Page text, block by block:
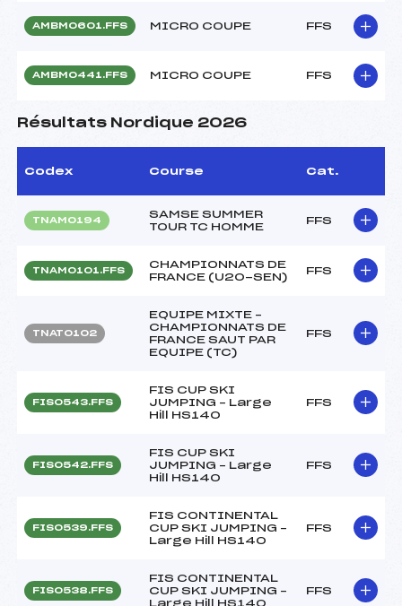
AMBM0601.FFS MICRO COUPE FFS
AMBM0441.FFS MICRO COUPE FFS
Résultats Nordique 2026
Codex Course Cat.
TNAM0194
SAMSE SUMMER
TOUR TC HOMME
FFS
TNAM0101.FFS
CHAMPIONNATS DE
FRANCE (U20-SEN)
FFS
TNAT0102
EQUIPE MIXTE –
CHAMPIONNATS DE
FRANCE SAUT PAR
EQUIPE (TC)
FFS
FIS0543.FFS
FIS CUP SKI
JUMPING – Large
Hill HS140
FFS
FIS0542.FFS
FIS CUP SKI
JUMPING – Large
Hill HS140
FFS
FIS0539.FFS
FIS CONTINENTAL
CUP SKI JUMPING –
Large Hill HS140
FFS
FIS0538.FFS
FIS CONTINENTAL
CUP SKI JUMPING –
Large Hill HS140
FFS